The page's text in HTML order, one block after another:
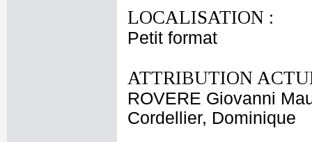
LOCALISATION :
Petit format
ATTRIBUTION
ROVERE Giovanni
Cordellier, Dominique